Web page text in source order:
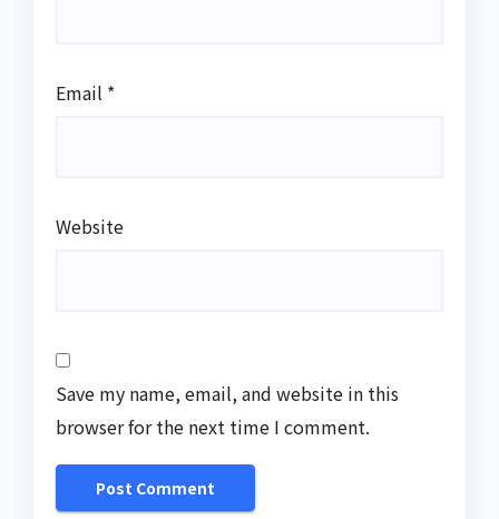
Email *
Website
Save my name, email, and website in this
browser for the next time I comment.